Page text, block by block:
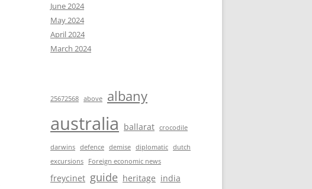
June 2024
May 2024
April 2024
March 2024
25672568 above albany
australia ballarat crocodile
darwins defence demise diplomatic dutch
excursions
Foreign economic news
freycinet guide heritage india